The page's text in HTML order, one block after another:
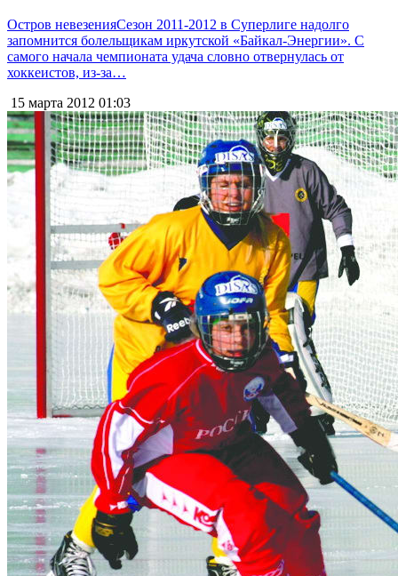
Остров невезенияСезон 2011-2012 в Суперлиге надолго
запомнится болельщикам иркутской «Байкал-Энергии». С
самого начала чемпионата удача словно отвернулась от
хоккеистов, из-за…
15 марта 2012 01:03